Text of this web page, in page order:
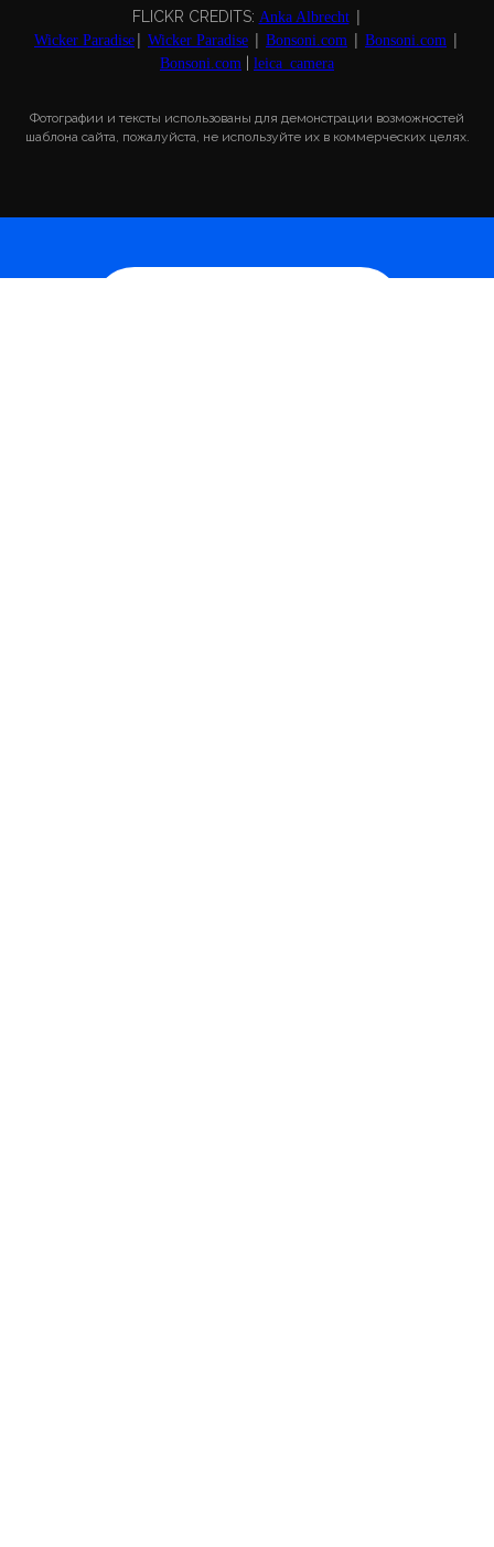
FLICKR CREDITS: Anka Albrecht|
Wicker Paradise | Wicker Paradise | Bonsoni.com | Bonsoni.com |
Bonsoni.com leica_camera
Фотографии и тексты использованы для демонстрации возможностей
шаблона сайта, пожалуйста, не используйте их в коммерческих целях.